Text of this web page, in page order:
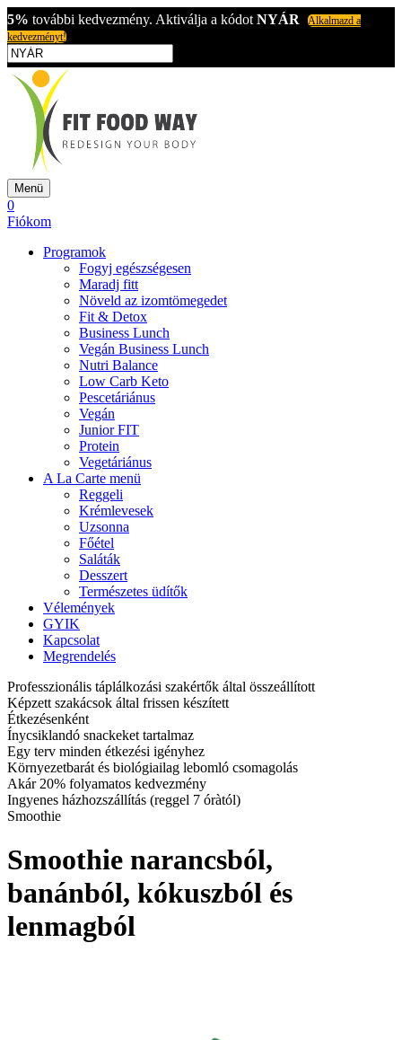
5% további kedvezmény. Aktiválja a kódot NYÁR
Alkalmazd a
kedvezményt!
Menü
0
Fiókom
Programok
Fogyj egészségesen
Maradj fitt
Növeld az izomtömegedet
Fit & Detox
Business Lunch
Vegán Business Lunch
Nutri Balance
Low Carb Keto
Pescetáriánus
Vegán
Junior FIT
Protein
Vegetáriánus
A La Carte menü
Reggeli
Krémlevesek
Uzsonna
Főétel
Saláták
Desszert
Természetes üdítők
Vélemények
GYIK
Kapcsolat
Megrendelés
Professzionális táplálkozási szakértők által összeállított
Képzett szakácsok által frissen készített
Étkezésenként
Ínycsiklandó snackeket tartalmaz
Egy terv minden étkezési igényhez
Környezetbarát és biológiailag lebomló csomagolás
Akár 20% folyamatos kedvezmény
Ingyenes házhozszállítás (reggel 7 óràtól)
Smoothie
Smoothie narancsból,
banánból, kókuszból és
lenmagból